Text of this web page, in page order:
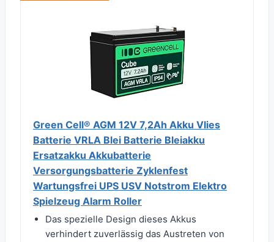
Green Cell® AGM 12V 7,2Ah Akku Vlies
Batterie VRLA Blei Batterie Bleiakku
Ersatzakku Akkubatterie
Versorgungsbatterie Zyklenfest
Wartungsfrei UPS USV Notstrom Elektro
Spielzeug Alarm Roller
Das spezielle Design dieses Akkus
verhindert zuverlässig das Austreten von